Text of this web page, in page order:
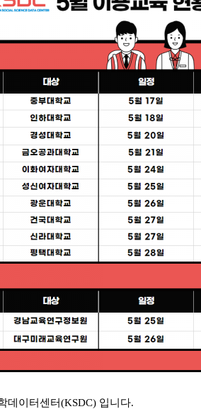
데이터센터(KSDC) 입니다.